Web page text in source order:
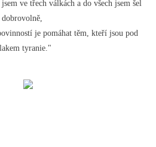
ve třech válkách a do všech jsem šel
dobrovolně,
je pomáhat těm, kteří jsou pod
tyranie."